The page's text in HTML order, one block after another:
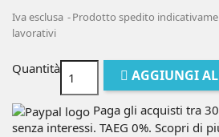
Iva esclusa
Prodotto spedito
lavorativi
Quantità AGGIUNGI
Paga gli acquisti tra
senza interessi. TAEG 0%. Scopri di